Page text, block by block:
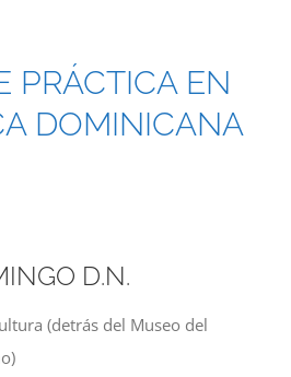
PRÁCTICA EN
DOMINICANA
D.N.
(detrás del Museo del